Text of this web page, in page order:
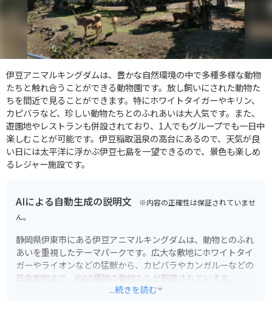
伊豆アニマルキングダムは、豊かな自然環境の中で多種多様な動物
たちと触れ合うことができる動物園です。放し飼いにされた動物た
ちを間近で見ることができます。特にホワイトタイガーやキリン、
カピバラなど、珍しい動物たちとのふれあいは大人気です。また、
遊園地やレストランも併設されており、1人でもグループでも一日中
楽しむことが可能です。伊豆稲取温泉の高台にあるので、天気が良
い日には太平洋に浮かぶ伊豆七島を一望できるので、景色も楽しめ
るレジャー施設です。
AIによる自動生成の説明文 ※内容の正確性は保証されていませ
ん。
静岡県伊東市にある伊豆アニマルキングダムは、動物とのふれ
あいを重視したテーマパークです。広大な敷地にホワイトタイ
ガーやライオンなどの猛獣から、カピバラやカンガルーなどの
草食動物まで、約60種類の動物たちが飼育されています。
...続きを読む